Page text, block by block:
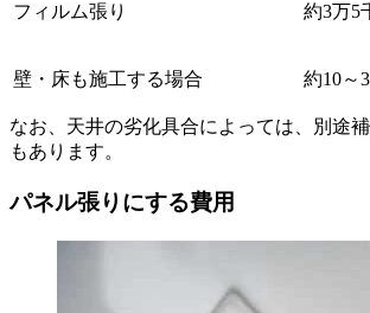
フィルム張り 約3万5
壁・床も施工する場合 約10～
なお、天井の劣化具合によっては、別途
もあります。
パネル張りにする費用